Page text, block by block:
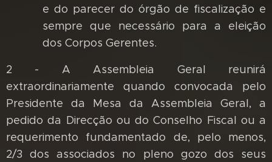
e do parecer do órgão de fiscalização e
sempre que necessário para a eleição
dos Corpos Gerentes.
2 - A Assembleia Geral reunirá
extraordinariamente quando convocada pelo
Presidente da Mesa da Assembleia Geral, a
pedido da Direcção ou do Conselho Fiscal ou a
requerimento fundamentado de, pelo menos,
2/3 dos associados no pleno gozo dos seus